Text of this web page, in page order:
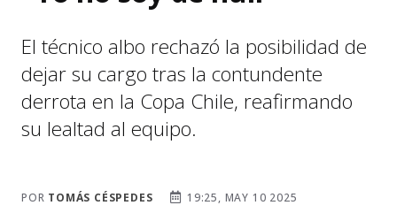
El técnico albo rechazó la posibilidad de
dejar su cargo tras la contundente
derrota en la Copa Chile, reafirmando
su lealtad al equipo.
POR TOMÁS CÉSPEDES
19:25, MAY 10 2025